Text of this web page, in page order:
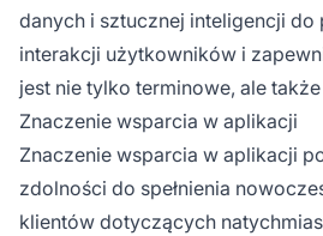
danych i sztucznej inteligencji do
interakcji użytkowników i
jest nie tylko terminowe, ale
Znaczenie wsparcia w aplikacji
Znaczenie wsparcia w aplikacji
zdolności do spełnienia
klientów dotyczących